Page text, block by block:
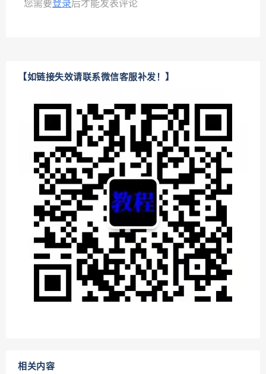
您需要登录后才能发表评论
【如链接失效请联系微信客服补发！】
相关内容